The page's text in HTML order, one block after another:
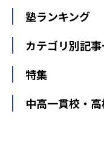
関東
東京都
神奈川県
栃木県
群馬県
新潟県
中部
愛知県
静岡県
東京個別指導学院
明光義塾
個別教室のトライ
武田塾
個別指導
オンライン指導
塾ランキング
中学受験ランキ
カテゴリ別記
中学受験
大学受験
特集
開成番長直伝！
中高一貫校・